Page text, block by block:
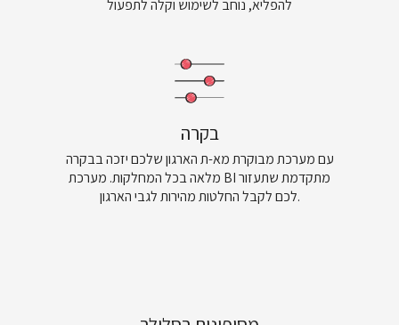
להפליא, נוחב לשימוש וקלה לתפעול
בקרה
עם מערכת מבוקרת מא-ת הארגון שלכם יזכה בבקרה
מלאה בכל המחלקות. מערכת BI מתקדמת שתעזור
לכם לקבל החלטות מהירות לגבי הארגון.